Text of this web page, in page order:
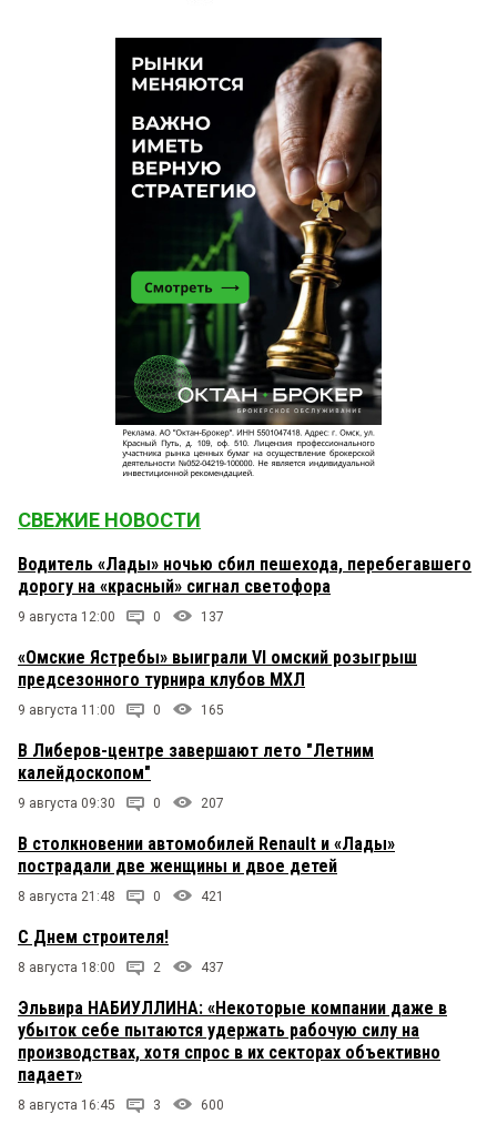
СВЕЖИЕ НОВОСТИ
Водитель «Лады» ночью сбил пешехода, перебегавшего
дорогу на «красный» сигнал светофора
9 августа 12:00 0 137
«Омские Ястребы» выиграли VI омский розыгрыш
предсезонного турнира клубов МХЛ
9 августа 11:00 0 165
В Либеров-центре завершают лето "Летним
калейдоскопом"
9 августа 09:30 0 207
В столкновении автомобилей Renault и «Лады»
пострадали две женщины и двое детей
8 августа 21:48 0 421
С Днем строителя!
8 августа 18:00 2 437
Эльвира НАБИУЛЛИНА: «Некоторые компании даже в
убыток себе пытаются удержать рабочую силу на
производствах, хотя спрос в их секторах объективно
падает»
8 августа 16:45 3 600